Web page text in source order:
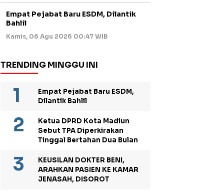
Empat Pejabat Baru ESDM, Dilantik
Bahlil
Kamis, 06 Agu 2026 00:47 WIB
TRENDING MINGGU INI
Empat Pejabat Baru ESDM,
Dilantik Bahlil
Ketua DPRD Kota Madiun
Sebut TPA Diperkirakan
Tinggal Bertahan Dua Bulan
KEUSILAN DOKTER BENI,
ARAHKAN PASIEN KE KAMAR
JENASAH, DISOROT